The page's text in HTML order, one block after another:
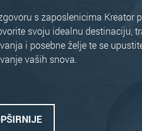
s zaposlenicima Kreator
svoju idealnu destinaciju,
i posebne želje te se
vaših snova.